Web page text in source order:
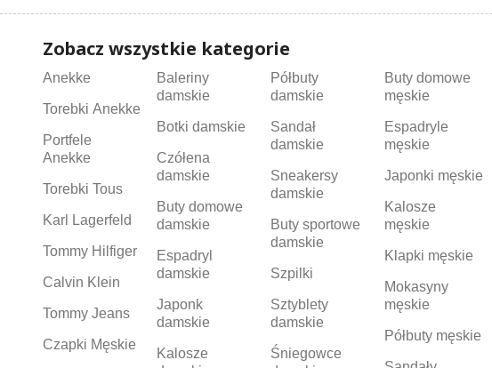
Zobacz wszystkie kategorie
Anekke
Torebki Anekke
Portfele
Anekke
Torebki Tous
Karl Lagerfeld
Tommy Hilfiger
Calvin Klein
Tommy Jeans
Czapki Męskie
Baleriny
damskie
Botki damskie
Czółena
damskie
Buty domowe
damskie
Espadryl
damskie
Japonk
damskie
Kalosze
Półbuty
damskie
Sandał
damskie
Sneakersy
damskie
Buty sportowe
damskie
Szpilki
Sztyblety
damskie
Śniegowce
Buty domowe
męskie
Espadryle
męskie
Japonki męskie
Kalosze
męskie
Klapki męskie
Mokasyny
męskie
Półbuty męskie